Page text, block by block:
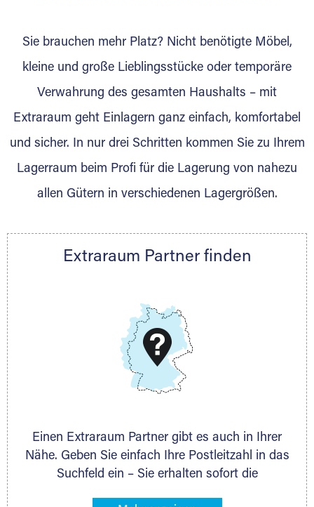
Lagerkunden und Vermietungen.
Ihre Vorteile als Extraraum Partner:
Marktgerechte Preise
Digitale Buchungsplattform
Gewinnung von Neukunden
Nachricht.
Telefon:+49 6145 5442 - 404
DMG Aktiengesellschaft
www.dmg-ag.com
Sie brauchen mehr Platz? Nicht benötigte Möbel,
kleine und große Lieblingsstücke oder temporäre
Verwahrung des gesamten Haushalts – mit
Extraraum geht Einlagern ganz einfach, komfortabel
und sicher. In nur drei Schritten kommen Sie zu Ihrem
Lagerraum beim Profi für die Lagerung von nahezu
allen Gütern in verschiedenen Lagergrößen.
Extraraum Partner finden
Einen Extraraum Partner gibt es auch in Ihrer
Nähe. Geben Sie einfach Ihre Postleitzahl in das
Suchfeld ein – Sie erhalten sofort die